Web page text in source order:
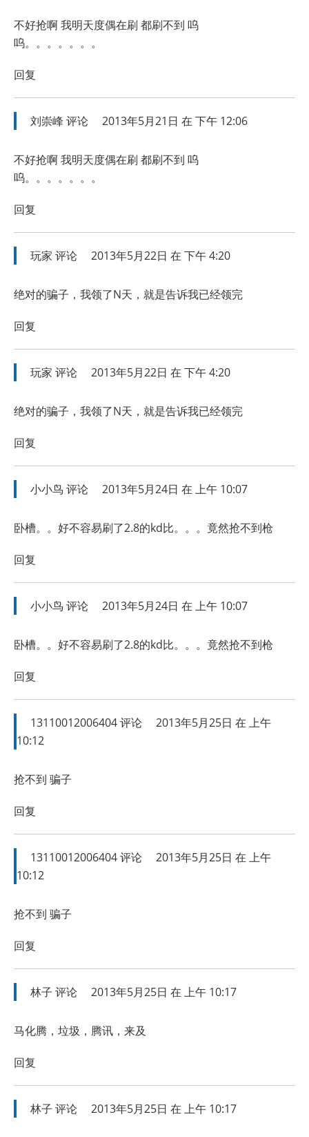
不好抢啊 我明天度偶在刷 都刷不到 呜
呜。。。。。。。
回复
刘崇峰 评论 2013年5月21日 在 下午 12:06
不好抢啊 我明天度偶在刷 都刷不到 呜
呜。。。。。。。
回复
玩家 评论 2013年5月22日 在 下午 4:20
绝对的骗子，我领了N天，就是告诉我已经领完
回复
玩家 评论 2013年5月22日 在 下午 4:20
绝对的骗子，我领了N天，就是告诉我已经领完
回复
小小鸟评论 2013年5月24日 在 上午 10:07
卧槽。。好不容易刷了2.8的kd比。。。竟然抢不到枪
回复
小小鸟评论 2013年5月24日 在 上午 10:07
卧槽。。好不容易刷了2.8的kd比。。。竟然抢不到枪
回复
13110012006404评论
2013年5月25日 在 上午
10:12
抢不到 骗子
回复
13110012006404评论
2013年5月25日 在 上午
10:12
抢不到 骗子
回复
林子 评论 2013年5月25日 在 上午 10:17
马化腾，垃圾，腾讯，来及
回复
林子 评论 2013年5月25日 在 上午 10:17